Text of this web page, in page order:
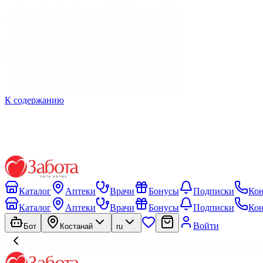
К содержанию
Каталог Аптеки Врачи Бонусы Подписки
Каталог
Аптеки Врачи Бонусы Подписки
Бот Костанай ru Войти